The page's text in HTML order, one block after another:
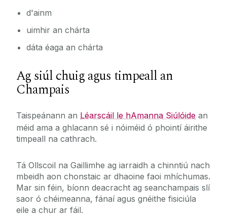
d'ainm
uimhir an chárta
dáta éaga an chárta
Ag siúl chuig agus timpeall an
Champais
Taispeánann an Léarscáil le hAmanna Siúlóide an
méid ama a ghlacann sé i nóiméid ó phointí áirithe
timpeall na cathrach.
Tá Ollscoil na Gaillimhe ag iarraidh a chinntiú nach
mbeidh aon chonstaic ar dhaoine faoi mhíchumas.
Mar sin féin, bíonn deacracht ag seanchampais slí
saor ó chéimeanna, fánaí agus gnéithe fisiciúla
eile a chur ar fáil.